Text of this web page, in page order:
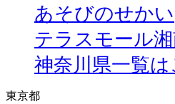
あそびのせかい
テラスモール
神奈川県一覧は
東京都